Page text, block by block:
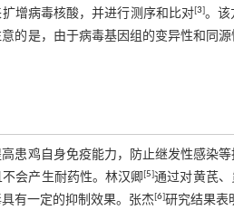
扩增病毒核酸，并进行测序和比对[3]。该
的是，由于病毒基因组的变异性和同
患鸡自身免疫能力，防止继发性感染
会产生耐药性。林汉卿[5]通过对黄芪
有一定的抑制效果。张杰[6]研究结果表